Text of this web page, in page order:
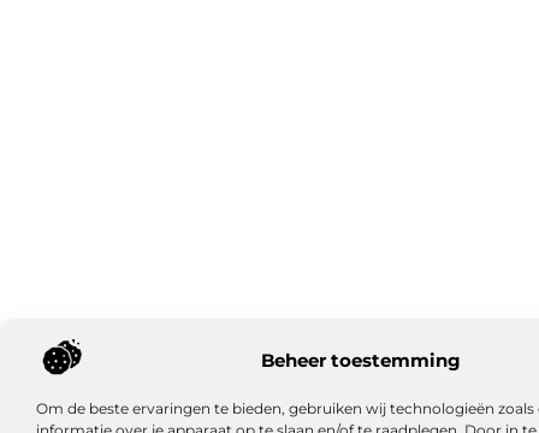
Beheer toestemming
Om de beste ervaringen te bieden, gebruiken wij technologieën